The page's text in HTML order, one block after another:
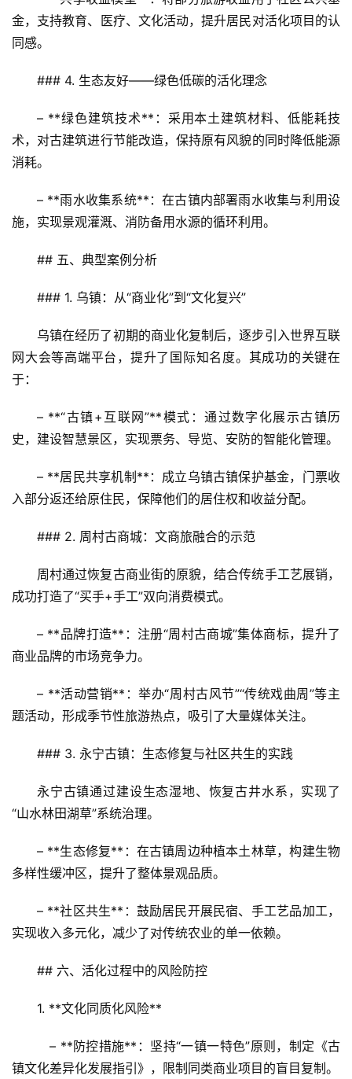
旅
融
振
兴
慧
文
旅
答
金，支持教育、医疗、文化活动，提升居民对活化项目的认
同感。
### 4. 生态友好——绿色低碳的活化理念
– **绿色建筑技术**：采用本土建筑材料、低能耗技
术，对古建筑进行节能改造，保持原有风貌的同时降低能源
消耗。
– **雨水收集系统**：在古镇内部署雨水收集与利用设
施，实现景观灌溉、消防备用水源的循环利用。
## 五、典型案例分析
### 1. 乌镇：从“商业化”到“文化复兴”
乌镇在经历了初期的商业化复制后，逐步引入世界互联
网大会等高端平台，提升了国际知名度。其成功的关键在
于：
– **“古镇+互联网”**模式：通过数字化展示古镇历
– **居民共享机制**：成立乌镇古镇保护基金，门票收
入部分返还给原住民，保障他们的居住权和收益分配。
### 2. 周村古商城：文商旅融合的示范
周村通过恢复古商业街的原貌，结合传统手工艺展销，
成功打造了“买手+手工”双向消费模式。
– **品牌打造**：注册“周村古商城”集体商标，提升了
商业品牌的市场竞争力。
– **活动营销**：举办“周村古风节”“传统戏曲周”等主
题活动，形成季节性旅游热点，吸引了大量媒体关注。
### 3. 永宁古镇：生态修复与社区共生的实践
永宁古镇通过建设生态湿地、恢复古井水系，实现了
“山水林田湖草”系统治理。
– **生态修复**：在古镇周边种植本土林草，构建生物
多样性缓冲区，提升了整体景观品质。
– **社区共生**：鼓励居民开展民宿、手工艺品加工，
实现收入多元化，减少了对传统农业的单一依赖。
## 六、活化过程中的风险防控
1. **文化同质化风险**
   – **防控措施**：坚持“一镇一特色”原则，制定《古